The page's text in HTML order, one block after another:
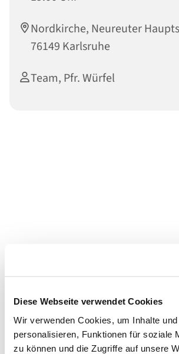
Diese Webseite verwendet Cookies
Wir verwenden Cookies, um Inhalte
personalisieren, Funktionen für soziale
zu können und die Zugriffe auf unsere
Nordkirche, Neureuter
76149 Karlsruhe
Team, Pfr. Würfel